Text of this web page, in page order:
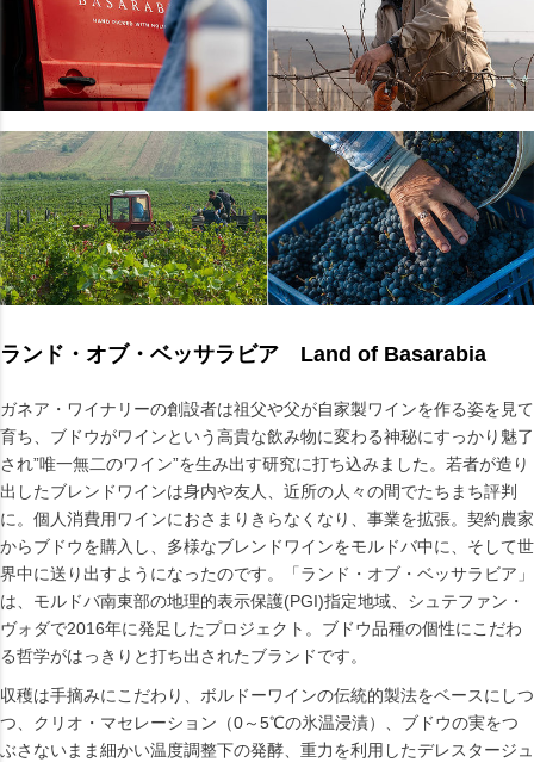
ランド・オブ・ベッサラビア Land of Basarabia
ガネア・ワイナリーの創設者は祖父や父が自家製ワインを作る姿を見て
育ち、ブドウがワインという高貴な飲み物に変わる神秘にすっかり魅了
され”唯一無二のワイン”を生み出す研究に打ち込みました。若者が造り
出したブレンドワインは身内や友人、近所の人々の間でたちまち評判
に。個人消費用ワインにおさまりきらなくなり、事業を拡張。契約農家
からブドウを購入し、多様なブレンドワインをモルドバ中に、そして世
界中に送り出すようになったのです。「ランド・オブ・ベッサラビア」
は、モルドバ南東部の地理的表示保護(PGI)指定地域、シュテファン・
ヴォダで2016年に発足したプロジェクト。ブドウ品種の個性にこだわ
る哲学がはっきりと打ち出されたブランドです。
収穫は手摘みにこだわり、ボルドーワインの伝統的製法をベースにしつ
つ、クリオ・マセレーション（0～5℃の氷温浸漬）、ブドウの実をつ
ぶさないまま細かい温度調整下の発酵、重力を利用したデレスタージュ